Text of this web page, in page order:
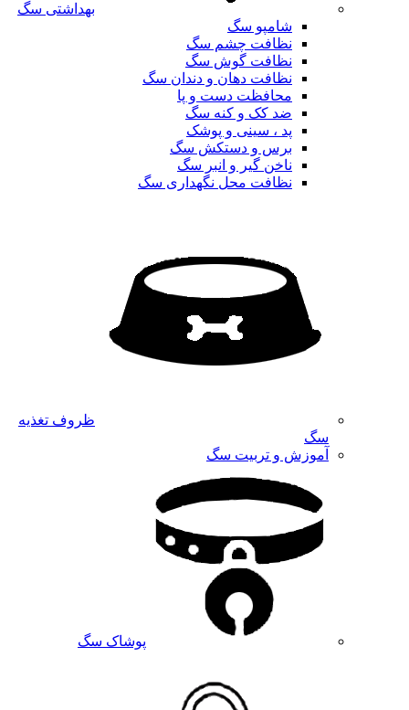
بهداشتی سگ
شامپو سگ
نظافت چشم سگ
نظافت گوش سگ
نظافت دهان و دندان سگ
محافظت دست و پا
ضد کک و کنه سگ
پد ، سینی و پوشک
برس و دستکش سگ
ناخن گیر و انبر سگ
نظافت محل نگهداری سگ
ظروف تغذیه
سگ
آموزش و تربیت سگ
پوشاک سگ